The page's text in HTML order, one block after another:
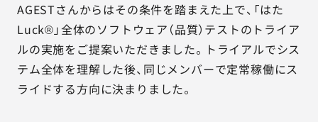
AGESTさんからはその条件を踏まえた上で、「はた
Luck®」全体のソフトウェア（品質）テストのトライア
ルの実施をご提案いただきました。トライアルでシス
テム全体を理解した後、同じメンバーで定常稼働にス
ライドする方向に決まりました。